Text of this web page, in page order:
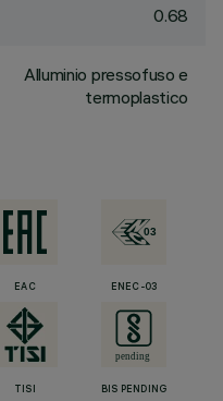
0.68
Alluminio pressofuso e
termoplastico
EAC ENEC-03
TISI BIS PENDING